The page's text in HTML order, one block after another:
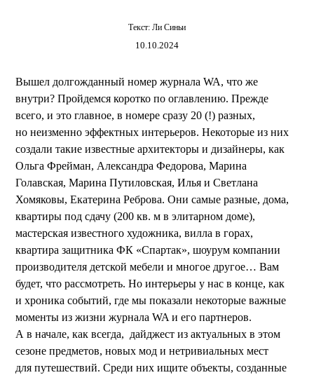
Текст: Ли Синьи
10.10.2024
Вышел долгожданный номер журнала WA, что же
внутри? Пройдемся коротко по оглавлению. Прежде
всего, и это главное, в номере сразу 20 (!) разных,
но неизменно эффектных интерьеров. Некоторые из них
создали такие известные архитекторы и дизайнеры, как
Ольга Фрейман, Александра Федорова, Марина
Голавская, Марина Путиловская, Илья и Светлана
Хомяковы, Екатерина Реброва. Они самые разные, дома,
квартиры под сдачу (200 кв. м в элитарном доме),
мастерская известного художника, вилла в горах,
квартира защитника ФК «Спартак», шоурум компании
производителя детской мебели и многое другое… Вам
будет, что рассмотреть. Но интерьеры у нас в конце, как
и хроника событий, где мы показали некоторые важные
моменты из жизни журнала WA и его партнеров.
А в начале, как всегда, дайджест из актуальных в этом
сезоне предметов, новых мод и нетривиальных мест
для путешествий. Среди них ищите объекты, созданные